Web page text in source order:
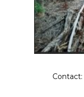
Contact: